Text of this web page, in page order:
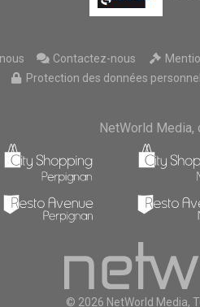
Contactez-nous
Protection des données
NetWorld Media,
© 2026 NetWorld Media,